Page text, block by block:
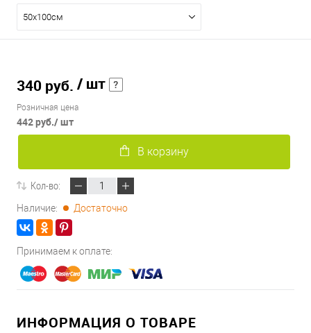
50х100см
340 руб. / шт
Розничная цена
442 руб./ шт
В корзину
Кол-во:
Наличие: Достаточно
Принимаем к оплате:
ИНФОРМАЦИЯ О ТОВАРЕ